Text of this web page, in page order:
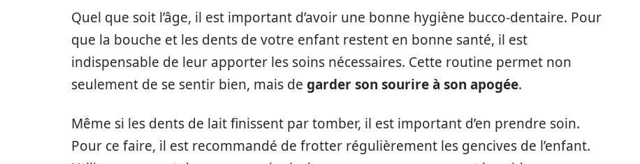
Quel que soit l’âge, il est important d’avoir une bonne hygiène bucco-dentaire. Pour
que la bouche et les dents de votre enfant restent en bonne santé, il est
indispensable de leur apporter les soins nécessaires. Cette routine permet non
seulement de se sentir bien, mais de garder son sourire à son apogée.
Même si les dents de lait finissent par tomber, il est important d’en prendre soin.
Pour ce faire, il est recommandé de frotter régulièrement les gencives de l’enfant.